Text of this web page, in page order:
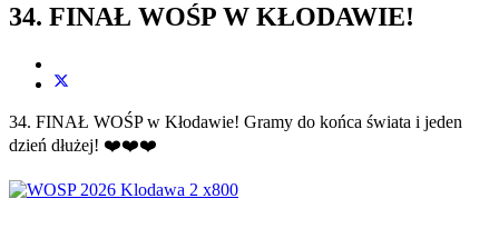
34. FINAŁ WOŚP W KŁODAWIE!
34. FINAŁ WOŚP w Kłodawie! Gramy do końca świata i jeden
dzień dłużej! ❤️❤️❤️